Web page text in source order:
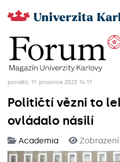
pondělí, 11. prosince 2023 14:17
Političtí vězni to
ovládalo násilí
Academia